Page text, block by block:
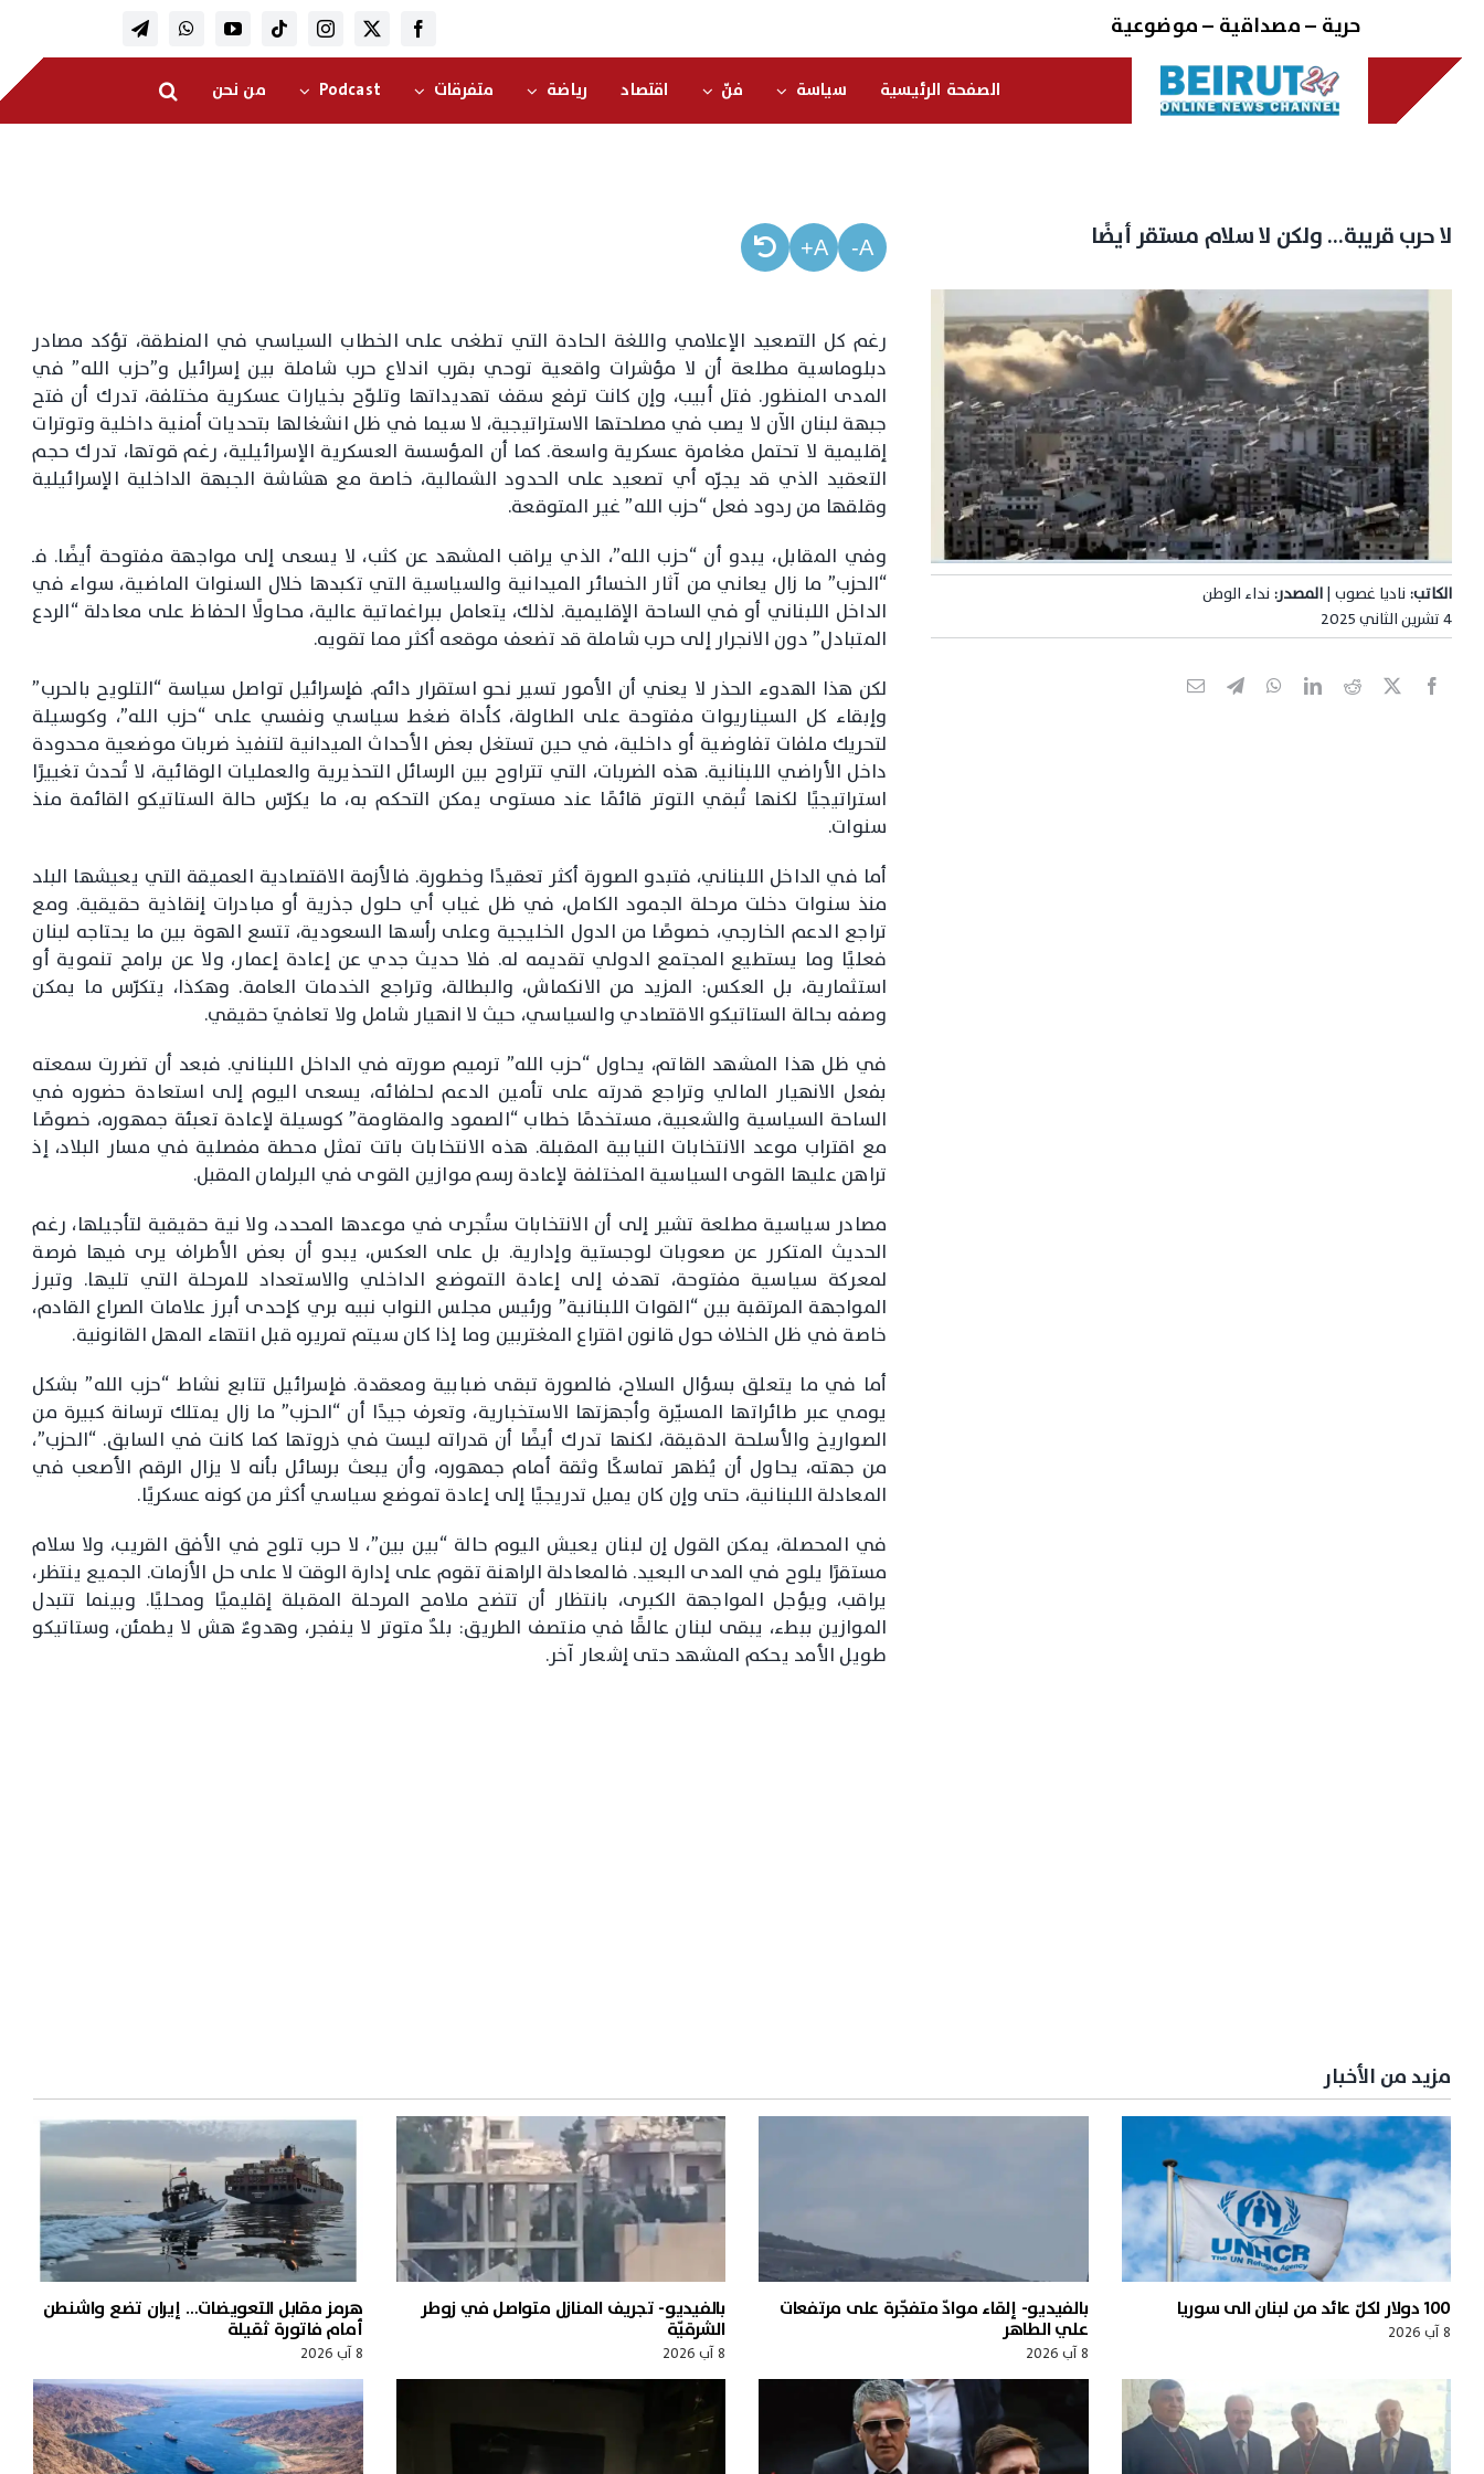
content
حرية – مصداقية – موضوعية
الصفحة الرئيسية سياسة فنّ اقتصاد رياضة متفرقات Podcast من نحن
لا حرب قريبة… ولكن لا سلام مستقر أيضًا
الكاتب: ناديا غصوب |المصدر: نداء الوطن
4 تشرين الثاني 2025
A-
A+
رغم كل التصعيد الإعلامي واللغة الحادة التي تطغى على الخطاب السياسي في المنطقة، تؤكد مصادر
دبلوماسية مطلعة أن لا مؤشرات واقعية توحي بقرب اندلاع حرب شاملة بين إسرائيل و”حزب الله” في
المدى المنظور. فتل أبيب، وإن كانت ترفع سقف تهديداتها وتلوّح بخيارات عسكرية مختلفة، تدرك أن فتح
جبهة لبنان الآن لا يصب في مصلحتها الاستراتيجية، لا سيما في ظل انشغالها بتحديات أمنية داخلية وتوترات
إقليمية لا تحتمل مغامرة عسكرية واسعة. كما أن المؤسسة العسكرية الإسرائيلية، رغم قوتها، تدرك حجم
التعقيد الذي قد يجرّه أي تصعيد على الحدود الشمالية، خاصة مع هشاشة الجبهة الداخلية الإسرائيلية
وقلقها من ردود فعل “حزب الله” غير المتوقعة.
وفي المقابل، يبدو أن “حزب الله”، الذي يراقب المشهد عن كثب، لا يسعى إلى مواجهة مفتوحة أيضًا. فـ
“الحزب” ما زال يعاني من آثار الخسائر الميدانية والسياسية التي تكبدها خلال السنوات الماضية، سواء في
الداخل اللبناني أو في الساحة الإقليمية. لذلك، يتعامل ببراغماتية عالية، محاولًا الحفاظ على معادلة “الردع
المتبادل” دون الانجرار إلى حرب شاملة قد تضعف موقعه أكثر مما تقويه.
لكن هذا الهدوء الحذر لا يعني أن الأمور تسير نحو استقرار دائم. فإسرائيل تواصل سياسة “التلويح بالحرب”
وإبقاء كل السيناريوات مفتوحة على الطاولة، كأداة ضغط سياسي ونفسي على “حزب الله”، وكوسيلة
لتحريك ملفات تفاوضية أو داخلية، في حين تستغل بعض الأحداث الميدانية لتنفيذ ضربات موضعية محدودة
داخل الأراضي اللبنانية. هذه الضربات، التي تتراوح بين الرسائل التحذيرية والعمليات الوقائية، لا تُحدث تغييرًا
استراتيجيًا لكنها تُبقي التوتر قائمًا عند مستوى يمكن التحكم به، ما يكرّس حالة الستاتيكو القائمة منذ
سنوات.
أما في الداخل اللبناني، فتبدو الصورة أكثر تعقيدًا وخطورة. فالأزمة الاقتصادية العميقة التي يعيشها البلد
منذ سنوات دخلت مرحلة الجمود الكامل، في ظل غياب أي حلول جذرية أو مبادرات إنقاذية حقيقية. ومع
تراجع الدعم الخارجي، خصوصًا من الدول الخليجية وعلى رأسها السعودية، تتسع الهوة بين ما يحتاجه لبنان
فعليًا وما يستطيع المجتمع الدولي تقديمه له. فلا حديث جدي عن إعادة إعمار، ولا عن برامج تنموية أو
استثمارية، بل العكس: المزيد من الانكماش، والبطالة، وتراجع الخدمات العامة. وهكذا، يتكرّس ما يمكن
وصفه بحالة الستاتيكو الاقتصادي والسياسي، حيث لا انهيار شامل ولا تعافيَ حقيقي.
في ظل هذا المشهد القاتم، يحاول “حزب الله” ترميم صورته في الداخل اللبناني. فبعد أن تضررت سمعته
بفعل الانهيار المالي وتراجع قدرته على تأمين الدعم لحلفائه، يسعى اليوم إلى استعادة حضوره في
الساحة السياسية والشعبية، مستخدمًا خطاب “الصمود والمقاومة” كوسيلة لإعادة تعبئة جمهوره، خصوصًا
مع اقتراب موعد الانتخابات النيابية المقبلة. هذه الانتخابات باتت تمثل محطة مفصلية في مسار البلاد، إذ
تراهن عليها القوى السياسية المختلفة لإعادة رسم موازين القوى في البرلمان المقبل.
مصادر سياسية مطلعة تشير إلى أن الانتخابات ستُجرى في موعدها المحدد، ولا نية حقيقية لتأجيلها، رغم
الحديث المتكرر عن صعوبات لوجستية وإدارية. بل على العكس، يبدو أن بعض الأطراف يرى فيها فرصة
لمعركة سياسية مفتوحة، تهدف إلى إعادة التموضع الداخلي والاستعداد للمرحلة التي تليها. وتبرز
المواجهة المرتقبة بين “القوات اللبنانية” ورئيس مجلس النواب نبيه بري كإحدى أبرز علامات الصراع القادم،
خاصة في ظل الخلاف حول قانون اقتراع المغتربين وما إذا كان سيتم تمريره قبل انتهاء المهل القانونية.
أما في ما يتعلق بسؤال السلاح، فالصورة تبقى ضبابية ومعقدة. فإسرائيل تتابع نشاط “حزب الله” بشكل
يومي عبر طائراتها المسيّرة وأجهزتها الاستخبارية، وتعرف جيدًا أن “الحزب” ما زال يمتلك ترسانة كبيرة من
الصواريخ والأسلحة الدقيقة، لكنها تدرك أيضًا أن قدراته ليست في ذروتها كما كانت في السابق. “الحزب”،
من جهته، يحاول أن يُظهر تماسكًا وثقة أمام جمهوره، وأن يبعث برسائل بأنه لا يزال الرقم الأصعب في
المعادلة اللبنانية، حتى وإن كان يميل تدريجيًا إلى إعادة تموضع سياسي أكثر من كونه عسكريًا.
في المحصلة، يمكن القول إن لبنان يعيش اليوم حالة “بين بين”، لا حرب تلوح في الأفق القريب، ولا سلام
مستقرًا يلوح في المدى البعيد. فالمعادلة الراهنة تقوم على إدارة الوقت لا على حل الأزمات. الجميع ينتظر،
يراقب، ويؤجل المواجهة الكبرى، بانتظار أن تتضح ملامح المرحلة المقبلة إقليميًا ومحليًا. وبينما تتبدل
الموازين ببطء، يبقى لبنان عالقًا في منتصف الطريق: بلدٌ متوتر لا ينفجر، وهدوءٌ هش لا يطمئن، وستاتيكو
طويل الأمد يحكم المشهد حتى إشعار آخر.
مزيد من الأخبار
100 دولار لكلّ عائد من لبنان الى سوريا
8 آب 2026
بالفيديو- إلقاء موادّ متفجّرة على مرتفعات
علي الطاهر
8 آب 2026
بالفيديو- تجريف المنازل متواصل في زوطر
الشرقيّة
8 آب 2026
هرمز مقابل التعويضات… إيران تضع واشنطن
أمام فاتورة ثقيلة
8 آب 2026